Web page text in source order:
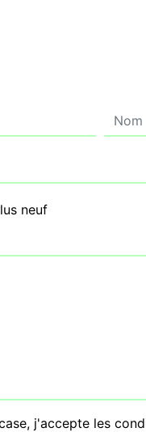
neuf
j'accepte les